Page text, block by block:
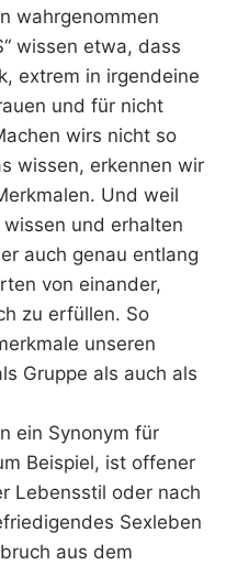
wahrgenommen
wissen etwa, dass
extrem in irgendeine
und für nicht
wirs nicht so
wissen, erkennen wir
Und weil
und erhalten
auch genau entlang
von einander,
zu erfüllen. So
unseren
Gruppe als auch als
ein Synonym für
Beispiel, ist offener
Lebensstil oder nach
Sexleben
aus dem